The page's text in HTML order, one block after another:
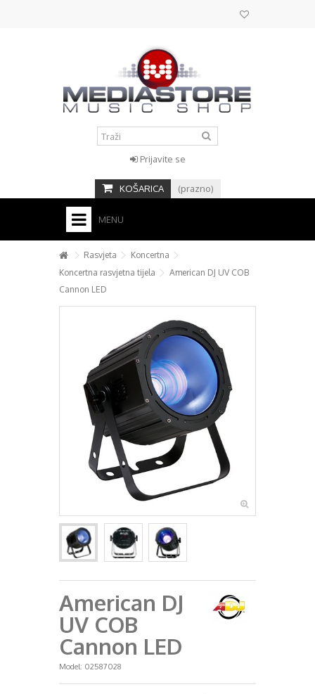
Prijavite se
KOŠARICA (prazno)
MENU
HOME
+
STUDIO
KLAVIJATURE
MIKROFONI
BUBNJEVI
RASVJETA
+
KABELI
KONTAKT
+
DJ OPREMA
Rasvjeta
Koncertna
Koncertna rasvjetna tijela
American DJ UV COB
Cannon LED
American DJ
UV COB
Cannon LED
Model: 02587028